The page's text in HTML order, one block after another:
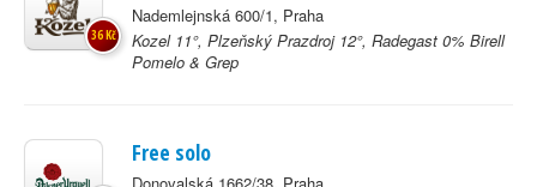
Nademlejnská 600/1, Praha
Kozel 11°, Plzeňský Prazdroj 12°, Radegast 0% Birell
Pomelo & Grep
36 Kč
Free solo